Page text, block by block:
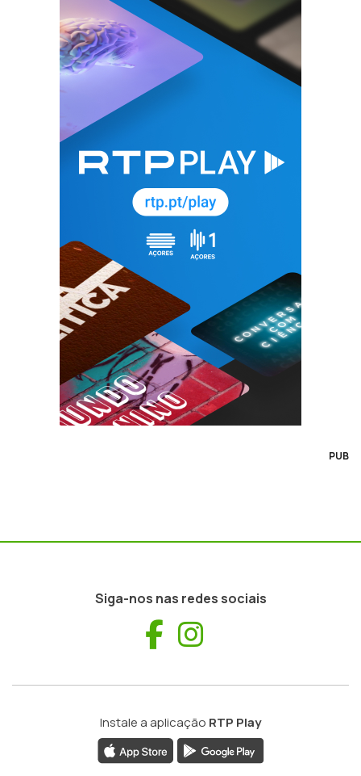
PUB
Siga-nos nas redes sociais
Facebook
Instale a aplicação RTP Play